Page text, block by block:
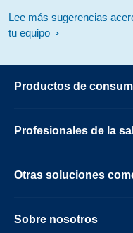
Lee más sugerencias
tu equipo
Productos de
Profesionales de la
Otras soluciones
Sobre nosotros